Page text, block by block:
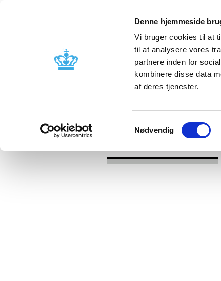
Denne hjemmeside
Vi bruger cookies til at
til at analysere vores
partnere inden for
kombinere disse data
af deres tjenester.
Samtykkevalg
Nødvendig
Godkendelse og